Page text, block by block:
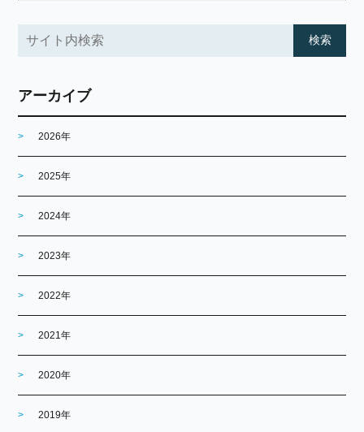
アーカイブ
2026年
2025年
2024年
2023年
2022年
2021年
2020年
2019年